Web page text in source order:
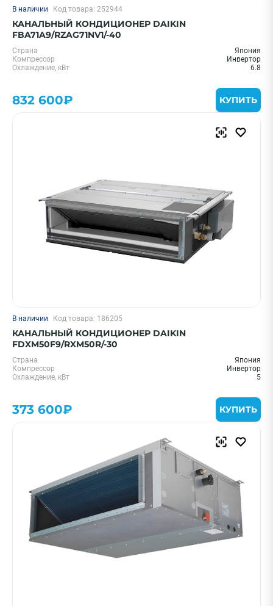
В наличии Код товара: 252944
КАНАЛЬНЫЙ КОНДИЦИОНЕР DAIKIN
FBA71A9/RZAG71NV1/-40
Страна
Япония
Компрессор
Инвертор
Охлаждение, кВт
6.8
832 600₽ КУПИТЬ
В наличии Код товара: 186205
КАНАЛЬНЫЙ КОНДИЦИОНЕР DAIKIN
FDXM50F9/RXM50R/-30
Страна
Япония
Компрессор
Инвертор
Охлаждение, кВт
5
373 600₽ КУПИТЬ